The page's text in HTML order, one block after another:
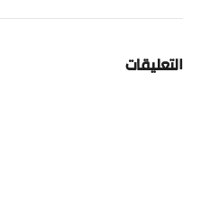
التعليقات